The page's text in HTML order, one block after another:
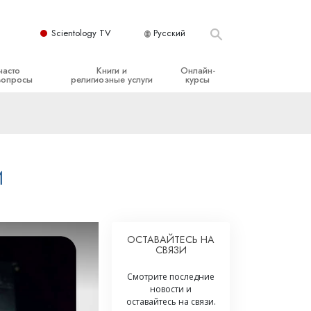
Scientology TV Русский
Книги и
религиозные услуги
Онлайн-
курсы
Помощь при болезнях и травмах
Целостность и честность
Шкала эмоциональных тонов
ОСТАВАЙТЕСЬ НА
СВЯЗИ
Смотрите последние
новости и
оставайтесь на связи.